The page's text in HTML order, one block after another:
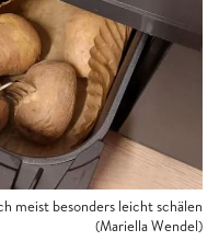
meist besonders leicht schälen
(Mariella Wendel)